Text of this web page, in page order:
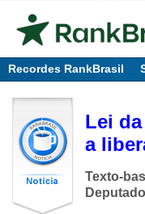
Recordes RankBrasil
Lei
a
Texto-